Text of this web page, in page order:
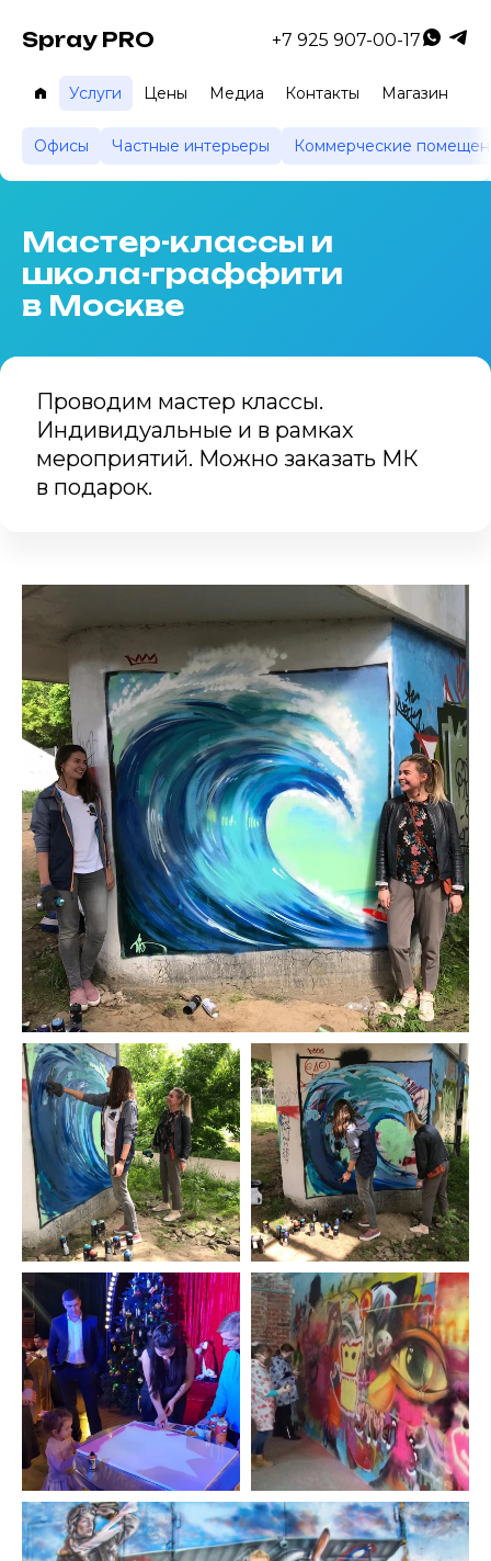
Spray PRO +7 925 907-00-17
Home Услуги Цены Медиа Контакты Магазин
Офисы Частные интерьеры Коммерческие
Мастер-классы и
школа-граффити
в Москве
Проводим мастер классы.
Индивидуальные и в рамках
мероприятий. Можно заказать МК
в подарок.